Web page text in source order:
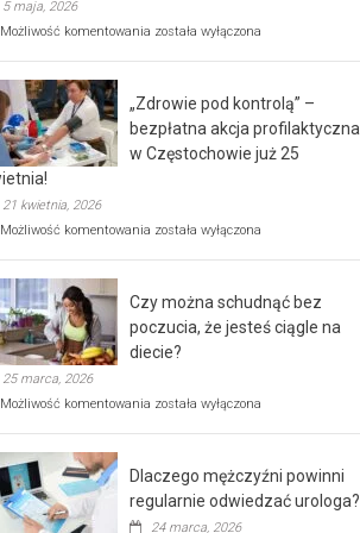
5 maja, 2026
Możliwość komentowania Rusza
rehabilitacji
dla
seniorów!
została wyłączona
„Zdrowie pod kontrolą” –
bezpłatna akcja profilaktyczna
w Częstochowie już 25
21 kwietnia, 2026
Możliwość komentowania „Zdrowie
bezpłatna
akcja
profilaktyczna
w
już
kwietnia!
została wyłączona
Czy można schudnąć bez
poczucia, że jesteś ciągle na
diecie?
25 marca, 2026
Możliwość komentowania Czy
poczucia,
że
została wyłączona
Dlaczego mężczyźni powinni
regularnie odwiedzać urologa?
24 marca, 2026